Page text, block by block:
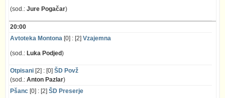
(sod.: Jure Pogačar)
20:00
Avtoteka Montona [0] : [2] Vzajemna
(sod.: Luka Podjed)
Otpisani [2] : [0] ŠD Povž
(sod.: Anton Pazlar)
Pšanc [0] : [2] ŠD Preserje